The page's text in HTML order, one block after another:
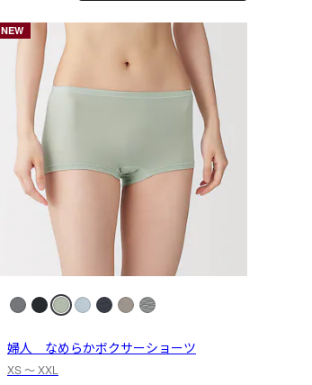
婦人 なめらかボクサーショーツ
XS 〜 XXL
NEW